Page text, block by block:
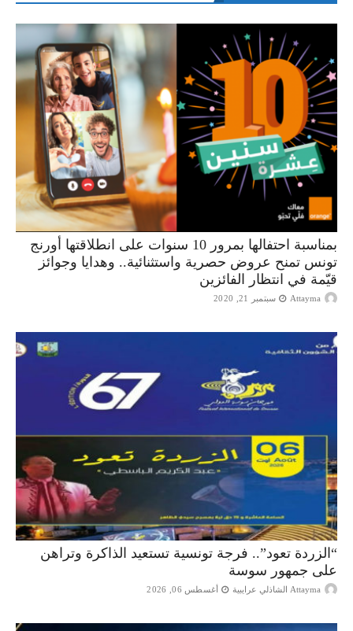
بمناسبة احتفالها بمرور 10 سنوات على انطلاقتها أورنج
تونس تمنح عروض حصرية واستثنائية.. وهدايا وجوائز
قيّمة في انتظار الفائزين
Attayma سبتمبر 21, 2020
“الزردة تعود”.. فرجة تونسية تستعيد الذاكرة وتراهن
على جمهور سوسة
Attayma الشاذلي عرايبية أغسطس 06, 2026